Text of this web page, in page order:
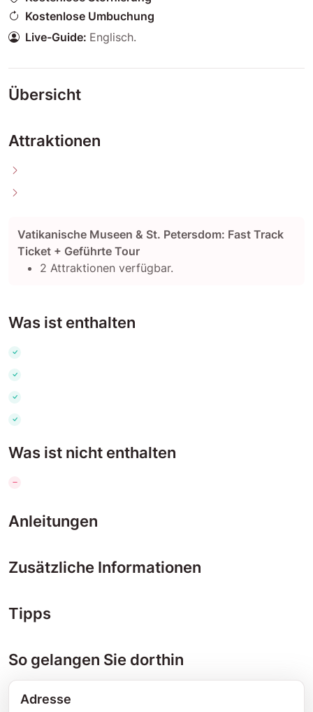
Kostenlose Umbuchung
Live-Guide: Englisch.
Übersicht
Attraktionen
Vatikanische Museen & St. Petersdom: Fast Track
Ticket + Geführte Tour
2 Attraktionen verfügbar.
Was ist enthalten
Was ist nicht enthalten
Anleitungen
Zusätzliche Informationen
Tipps
So gelangen Sie dorthin
Adresse